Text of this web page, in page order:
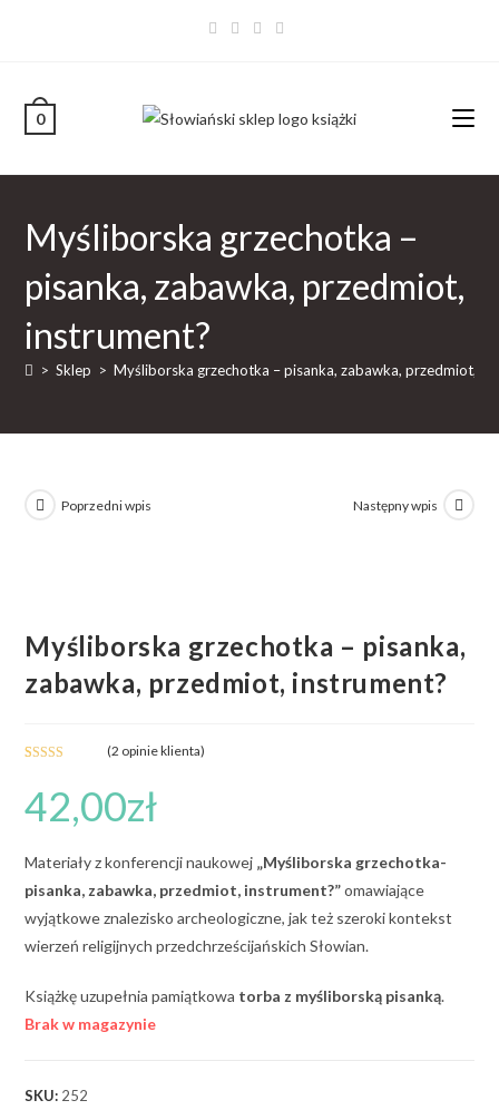
0
Myśliborska grzechotka –
pisanka, zabawka, przedmiot,
instrument?
> Sklep > Myśliborska grzechotka – pisanka, zabawka, przedmiot,
Poprzedni wpis Następny wpis
Myśliborska grzechotka – pisanka,
zabawka, przedmiot, instrument?
4.50 na 5
na
ocen
(2 opinie klienta)
42,00zł
Materiały z konferencji naukowej „Myśliborska grzechotka-
pisanka, zabawka, przedmiot, instrument?”omawiające
wyjątkowe znalezisko archeologiczne, jak też szeroki kontekst
wierzeń religijnych przedchrześcijańskich Słowian.
Książkę uzupełnia pamiątkowa torba z myśliborską pisanką.
Brak w magazynie
SKU: 252